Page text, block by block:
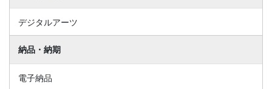
デジタルアーツ
納品・納期
電子納品